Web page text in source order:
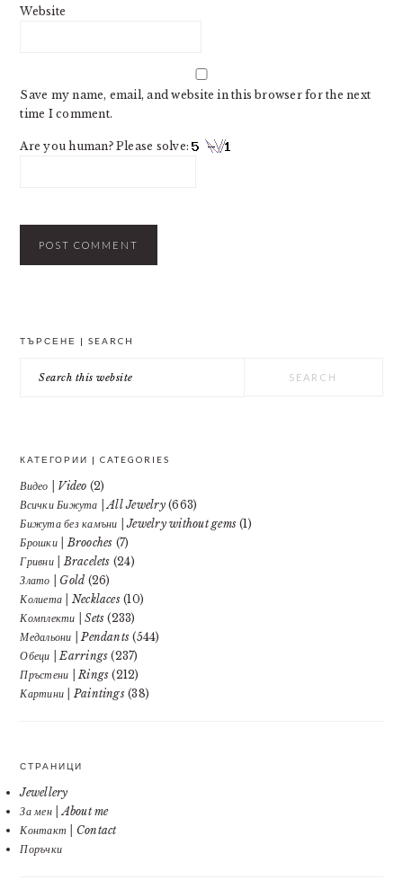
Website
Save my name, email, and website in this browser for the next
time I comment.
Are you human? Please solve:
ТЪРСЕНЕ | SEARCH
this
КАТЕГОРИИ | CATEGORIES
Видео | Video (2)
Всички Бижута | All Jewelry(663)
Бижута без камъни | Jewelry without gems (1)
Брошки | Brooches (7)
Гривни | Bracelets (24)
Злато | Gold (26)
Колиета | Necklaces(10)
Комплекти | Sets (233)
Медальони | Pendants (544)
Обеци | Earrings (237)
Пръстени | Rings (212)
Картини | Paintings(38)
СТРАНИЦИ
Jewellery
За мен | About me
Контакт | Contact
Поръчки